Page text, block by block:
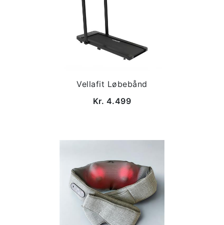
Vellafit Løbebånd
Kr. 4.499